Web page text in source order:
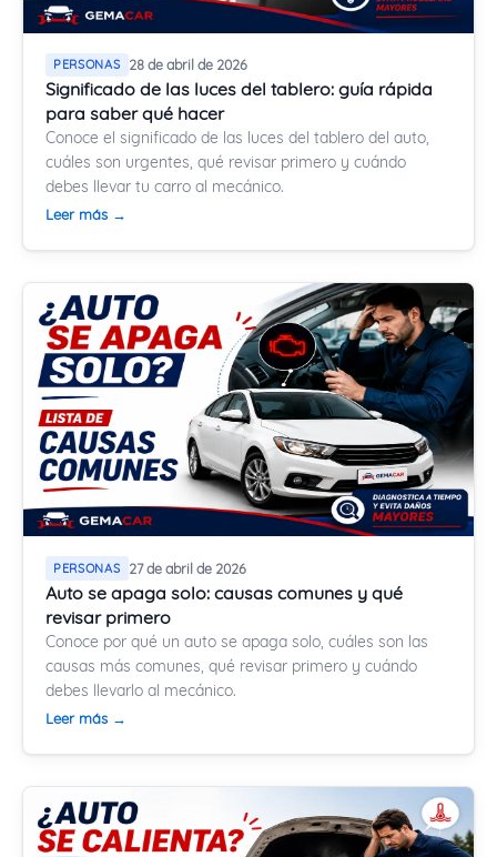
PERSONAS 28 de abril de 2026
Significado de las luces del tablero: guía rápida
para saber qué hacer
Conoce el significado de las luces del tablero del auto,
cuáles son urgentes, qué revisar primero y cuándo
debes llevar tu carro al mecánico.
Leer más →
PERSONAS 27 de abril de 2026
Auto se apaga solo: causas comunes y qué
revisar primero
Conoce por qué un auto se apaga solo, cuáles son las
causas más comunes, qué revisar primero y cuándo
debes llevarlo al mecánico.
Leer más →